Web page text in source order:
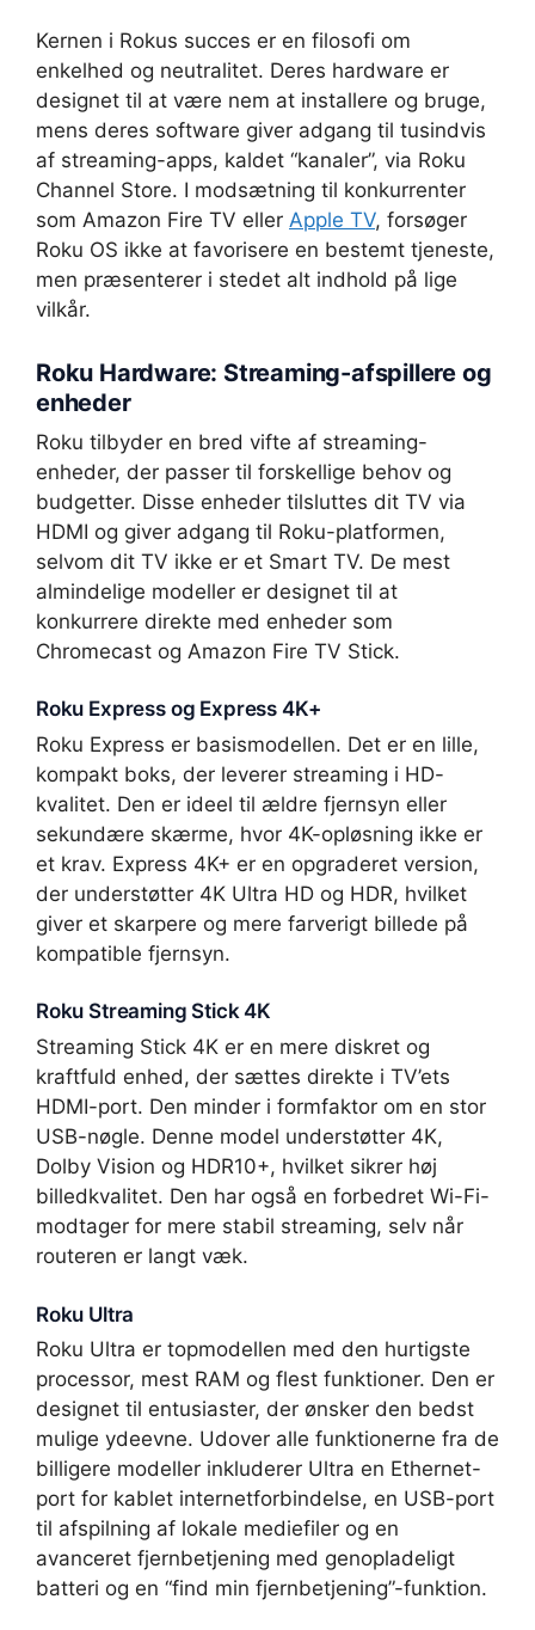
Kernen i Rokus succes er en filosofi om
enkelhed og neutralitet. Deres hardware er
designet til at være nem at installere og bruge,
mens deres software giver adgang til tusindvis
af streaming-apps, kaldet “kanaler”, via Roku
Channel Store. I modsætning til konkurrenter
som Amazon Fire TV eller Apple TV, forsøger
Roku OS ikke at favorisere en bestemt tjeneste,
men præsenterer i stedet alt indhold på lige
vilkår.
Roku Hardware: Streaming-afspillere og
enheder
Roku tilbyder en bred vifte af streaming-
enheder, der passer til forskellige behov og
budgetter. Disse enheder tilsluttes dit TV via
HDMI og giver adgang til Roku-platformen,
selvom dit TV ikke er et Smart TV. De mest
almindelige modeller er designet til at
konkurrere direkte med enheder som
Chromecast og Amazon Fire TV Stick.
Roku Express og Express 4K+
Roku Express er basismodellen. Det er en lille,
kompakt boks, der leverer streaming i HD-
kvalitet. Den er ideel til ældre fjernsyn eller
sekundære skærme, hvor 4K-opløsning ikke er
et krav. Express 4K+ er en opgraderet version,
der understøtter 4K Ultra HD og HDR, hvilket
giver et skarpere og mere farverigt billede på
kompatible fjernsyn.
Roku Streaming Stick 4K
Streaming Stick 4K er en mere diskret og
kraftfuld enhed, der sættes direkte i TV’ets
HDMI-port. Den minder i formfaktor om en stor
USB-nøgle. Denne model understøtter 4K,
Dolby Vision og HDR10+, hvilket sikrer høj
billedkvalitet. Den har også en forbedret Wi-Fi-
modtager for mere stabil streaming, selv når
routeren er langt væk.
Roku Ultra
Roku Ultra er topmodellen med den hurtigste
processor, mest RAM og flest funktioner. Den er
designet til entusiaster, der ønsker den bedst
mulige ydeevne. Udover alle funktionerne fra de
billigere modeller inkluderer Ultra en Ethernet-
port for kablet internetforbindelse, en USB-port
til afspilning af lokale mediefiler og en
avanceret fjernbetjening med genopladeligt
batteri og en “find min fjernbetjening”-funktion.